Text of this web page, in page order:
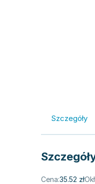
Szczegóły
Cena:35.52 zł